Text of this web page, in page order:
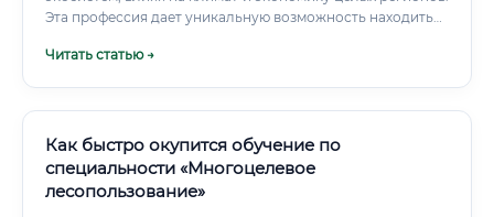
Эта профессия дает уникальную возможность находиться
многомиллионными проектами и вносить реальный
Читать статью →
Как быстро окупится обучение по
специальности «Многоцелевое
лесопользование»